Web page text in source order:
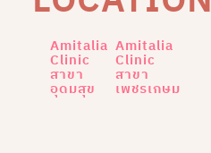
Amitalia
Clinic
สาขา
อุดมสุข
Amitalia
Clinic
สาขา
เพชรเกษม